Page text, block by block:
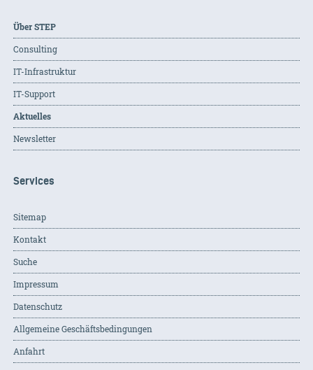
Über STEP
Consulting
IT-Infrastruktur
IT-Support
Aktuelles
Newsletter
Services
Sitemap
Kontakt
Suche
Impressum
Datenschutz
Allgemeine Geschäftsbedingungen
Anfahrt